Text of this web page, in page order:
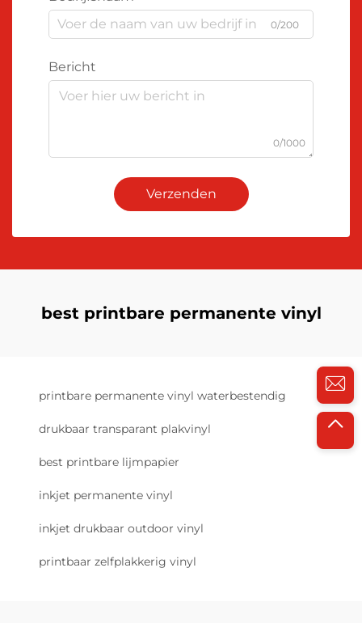
0/200
Bericht
0/1000
Verzenden
best printbare permanente vinyl
printbare permanente vinyl waterbestendig
drukbaar transparant plakvinyl
best printbare lijmpapier
inkjet permanente vinyl
inkjet drukbaar outdoor vinyl
printbaar zelfplakkerig vinyl